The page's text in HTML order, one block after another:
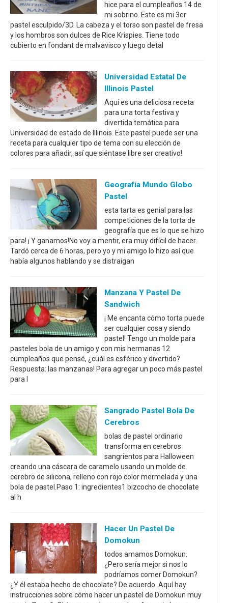
hice para el cumpleaños 14 de
mi sobrino. Este es mi 3er
pastel esculpido/3D. La cabeza y el torso son pastel de fresa
y los hombros son dulces de Rice Krispies. Tiene todo
cubierto en fondant de malvavisco y luego detal
Universidad Estatal De
Illinois Pastel
Aquí es una deliciosa receta
para una torta festiva y
divertida temática para
Universidad de estado de Illinois. Este pastel puede ser una
receta para cualquier tipo de tema con su elección de
colores para añadir, así que siéntase libre ser creativo!
Geografía Mundo Globo
Pastel
esta tarta es genial para las
competiciones de la torta de
geografía que es lo que se hizo
para! ¡ Y ganamos!No voy a mentir, era muy difícil de hacer.
Tardó cerca de 6 horas, pero yo y mi amigo lo hizo así que
había algunos hablando y se distraigan
Manzana Y Pastel De
Sandwich
¡ Me encanta cómo torta puede
ser cualquier cosa y siendo
pastel! Tengo un molde para
pasteles bola de un amigo y con mis hermanas 12
cumpleaños que pensé, ¿cuál es esférico y divertido?
Respuesta: las manzanas! Para agregar un poco más pastel
para l
Sangrado Pastel Bola De
Cerebros
bolas de pastel ordinario
transforma en cerebros
sangrientos para Halloween
creando una cáscara de caramelo usando un molde de
cerebro de silicona, relleno con rojo color mermelada y una
bola de pastel.Paso 1: ingredientes1 bizcocho de chocolate
al h
Hacer Un Pastel De
Domokun
todos amamos Domokun.
¿Pero sería mejor si nos lo
podríamos comer Domokun?
¿Y él estaba hecho de chocolate? De acuerdo. Aquí hay
instrucciones sobre cómo hacer un pastel de Domokun muy